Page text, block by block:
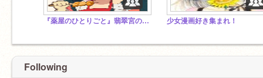
『薬屋のひとりごと』翡翠宮の休憩室 少女漫画好き集まれ！
Following